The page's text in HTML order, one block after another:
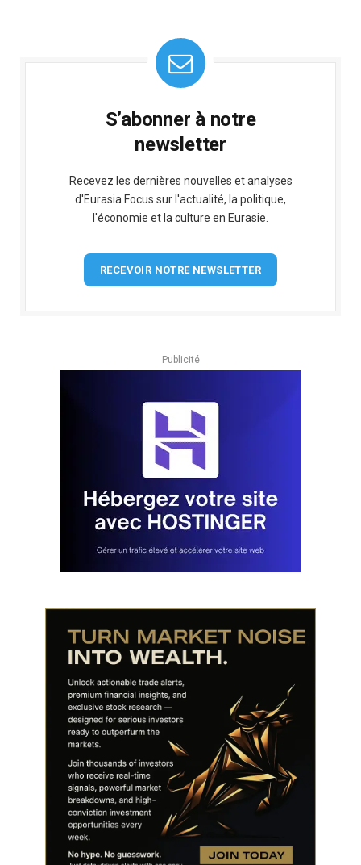
S’abonner à notre
newsletter
Recevez les dernières nouvelles et analyses
d'Eurasia Focus sur l'actualité, la politique,
l'économie et la culture en Eurasie.
RECEVOIR NOTRE NEWSLETTER
Publicité